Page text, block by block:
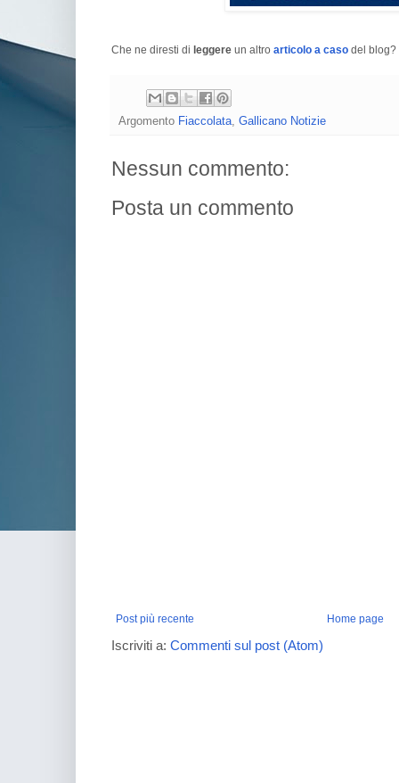
Che ne diresti di leggere un altro articolo a caso del blog?
Argomento Fiaccolata Gallicano Notizie
Nessun commento:
Posta un commento
Post più recente Home page
Iscriviti a: Commenti sul post (Atom)